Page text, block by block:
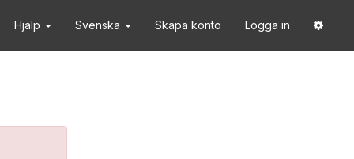
Hjälp Svenska Skapa konto Logga in